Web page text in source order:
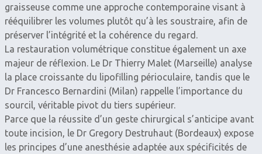
graisseuse comme une approche contemporaine visant à
rééquilibrer les volumes plutôt qu’à les soustraire, afin de
préserver l’intégrité et la cohérence du regard.
La restauration volumétrique constitue également un axe
majeur de réflexion. Le Dr Thierry Malet (Marseille) analyse
la place croissante du lipofilling périoculaire, tandis que le
Dr Francesco Bernardini (Milan) rappelle l’importance du
sourcil, véritable pivot du tiers supérieur.
Parce que la réussite d’un geste chirurgical s’anticipe avant
toute incision, le Dr Gregory Destruhaut (Bordeaux) expose
les principes d’une anesthésie adaptée aux spécificités de